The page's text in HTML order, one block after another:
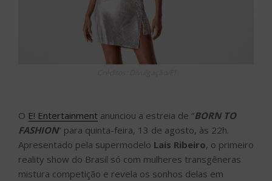
O E! Entertainment anunciou a estreia de “BORN TO
FASHION” para quinta-feira, 13 de agosto, às 22h.
Apresentado pela supermodelo Lais Ribeiro, o primeiro
reality show do Brasil só com mulheres transgêneras
mistura competição e revela os sonhos delas em